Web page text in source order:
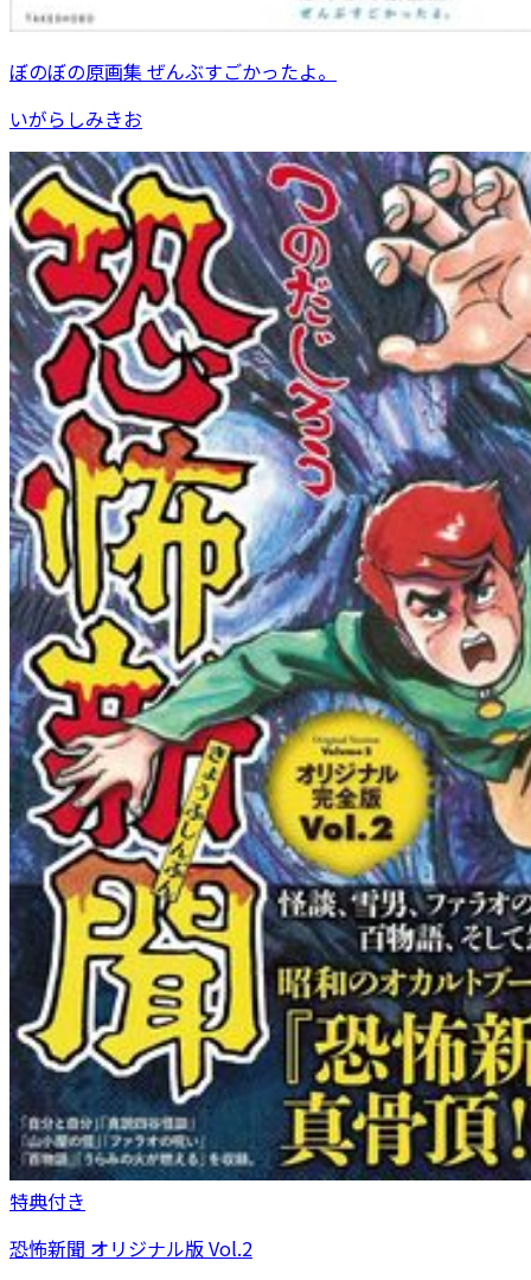
ぼのぼの原画集 ぜんぶすごかったよ。
いがらしみきお
特典付き
恐怖新聞 オリジナル版 Vol.2